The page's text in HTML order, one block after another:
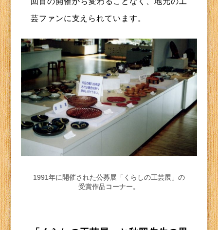
芸ファンに支えられています。
1991年に開催された公募展「くらしの工芸展」の
受賞作品コーナー。